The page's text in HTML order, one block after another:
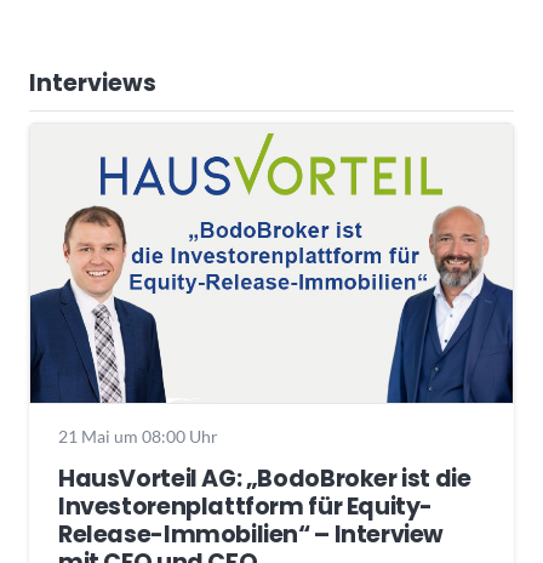
Interviews
21 Mai um 08:00 Uhr
HausVorteil AG: „BodoBroker ist die
Investorenplattform für Equity-
Release-Immobilien“ – Interview